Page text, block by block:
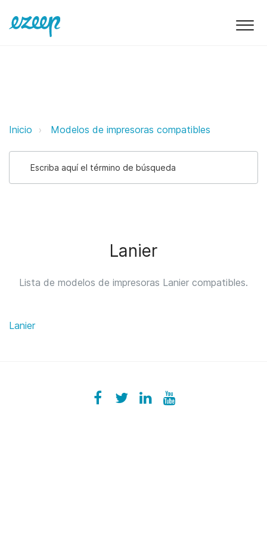
Lanier ezeep Support Support
Inicio Modelos de impresoras compatibles
Lanier
Lista de modelos de impresoras Lanier compatibles.
Lanier
Facebook
ezeeplive
Twitter
ezeepLinkedIn
ezeepYouTube